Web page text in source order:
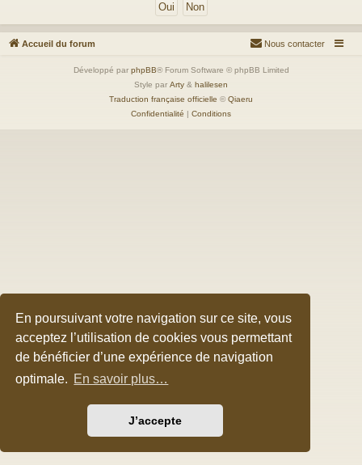
En poursuivant votre navigation sur ce site, vous
acceptez l’utilisation de cookies vous permettant
de bénéficier d’une expérience de navigation
optimale. En savoir plus…
J’accepte
Accueil du forum Nous contacter
Développé par phpBB® Forum Software © phpBB Limited
Style par Arty & halilesen
Traduction française officielle © Qiaeru
Confidentialité | Conditions